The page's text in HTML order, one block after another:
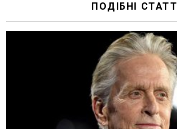
ПОДІБНІ СТАТТІ